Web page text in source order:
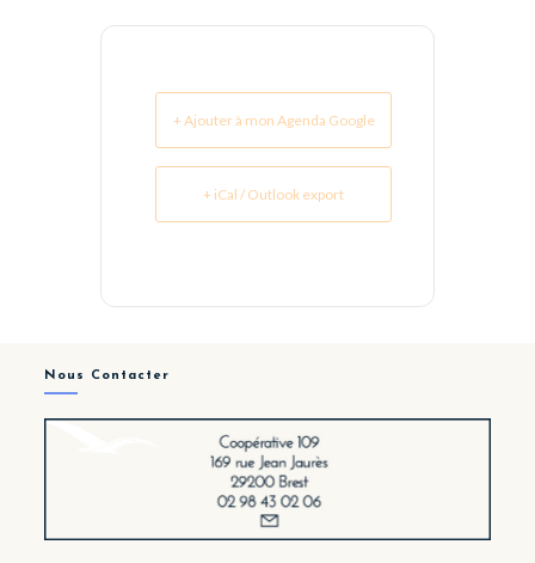
+ Ajouter à mon Agenda Google
+ iCal / Outlook export
Nous Contacter